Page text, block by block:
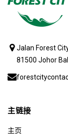
Jalan Forest
81500 Johor
主链接
主页